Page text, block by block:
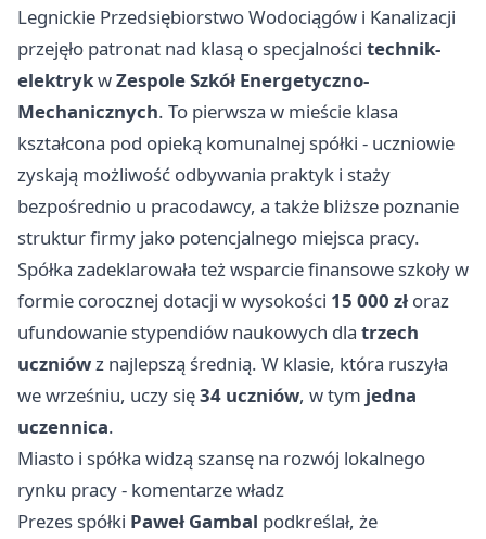
Legnickie Przedsiębiorstwo Wodociągów i Kanalizacji
przejęło patronat nad klasą o specjalności technik-
elektrykwZespole Szkół Energetyczno-
Mechanicznych. To pierwsza w mieście klasa
kształcona pod opieką komunalnej spółki - uczniowie
zyskają możliwość odbywania praktyk i staży
bezpośrednio u pracodawcy, a także bliższe poznanie
struktur firmy jako potencjalnego miejsca pracy.
Spółka zadeklarowała też wsparcie finansowe szkoły w
formie corocznej dotacji w wysokości 15 000 zł oraz
ufundowanie stypendiów naukowych dla trzech
uczniówz najlepszą średnią. W klasie, która ruszyła
we wrześniu, uczy się34 uczniów, w tym jedna
uczennica.
Miasto i spółka widzą szansę na rozwój lokalnego
rynku pracy - komentarze władz
Prezes spółki Paweł Gambal podkreślał, że